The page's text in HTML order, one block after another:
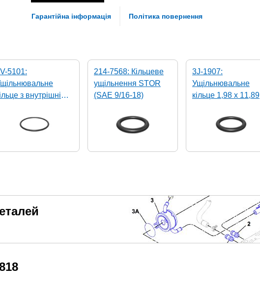
Гарантійна інформація Політика повернення
5101:
з внутрішнім
214-7568: Кільцеве
ущільнення STOR
(SAE 9/16-18)
3J-1907:
Ущільнювальне
кільце 1,98 x 11,89